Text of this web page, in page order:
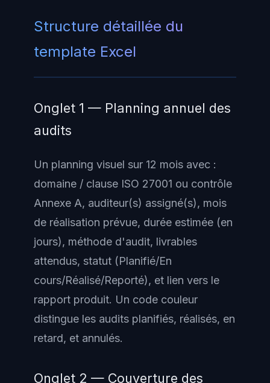
Structure détaillée du
template Excel
Onglet 1 — Planning annuel des
audits
Un planning visuel sur 12 mois avec :
domaine / clause ISO 27001 ou contrôle
Annexe A, auditeur(s) assigné(s), mois
de réalisation prévue, durée estimée (en
jours), méthode d'audit, livrables
attendus, statut (Planifié/En
cours/Réalisé/Reporté), et lien vers le
rapport produit. Un code couleur
distingue les audits planifiés, réalisés, en
retard, et annulés.
Onglet 2 — Couverture des